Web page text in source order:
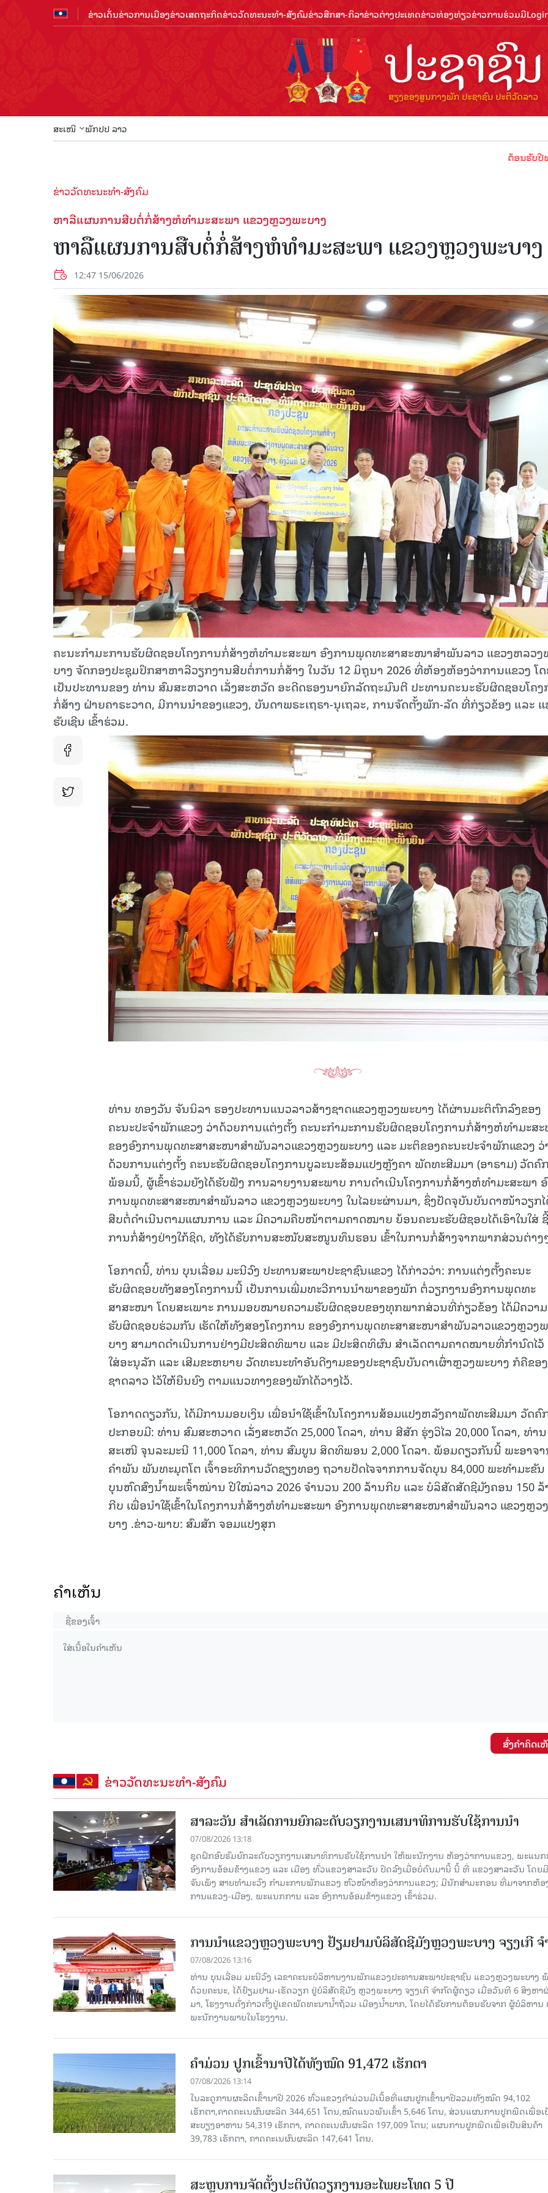
ຂ່າວເດັ່ນຂ່າວການເມືອງຂ່າວເສດຖະກິດຂ່າວວັດທະນະທຳ-ສັງຄົມຂ່າວສືກສາ-ກິລາຂ່າວຕ່າງປະເທດຂ່າວທ່ອງທ່ຽວຂ່າວການຮ່ວມມື
ສະເໜີ ພັກປປ ລາວ
ຕ້ອນຮັບປີທ່ອງທ່ຽວ
ຂ່າວວັດທະນະທຳ-ສັງຄົມ
ຫາລືແຜນການສືບຕໍ່ກໍ່ສ້າງຫໍທໍາມະສະພາ ແຂວງຫຼວງພະບາງ
ຫາລືແຜນການສືບຕໍ່ກໍ່ສ້າງຫໍທໍາມະສະພາ ແຂວງຫຼວງພະບາງ
12:47 15/06/2026
ຄະນະກຳມະການຮັບຜິດຊອບໂຄງການກໍ່ສ້າງຫໍທໍາມະສະພາ ອົງການພຸດທະສາສະໜາສໍາພັນລາວ ແຂວງຫລວງ
ບາງ ຈັດກອງປະຊຸມປຶກສາຫາລືວຽກງານສືບຕໍ່ການກໍ່ສ້າງ ໃນວັນ 12 ມິຖຸນາ 2026 ທີ່ຫ້ອງຫ້ອງວ່າການແຂວງ ໂ
ເປັນປະທານຂອງ ທ່ານ ສົມສະຫວາດ ເລັ່ງສະຫວັດ ອະດີດຮອງນາຍົກລັດຖະມົນຕີ ປະທານຄະນະຮັບຜິດຊອບໂຄງ
ກໍ່ສ້າງ ຝ່າຍຄາຣະວາດ, ມີການນຳຂອງແຂວງ, ບັນດາພຣະເຖຣາ-ນຸເຖລະ, ການຈັດຕັ້ງພັກ-ລັດ ທີ່ກ່ຽວຂ້ອງ ແລະ
ຮັບເຊີນ ເຂົ້າຮ່ວມ.
ທ່ານ ທອງວັນ ຈັນນິລາ ຮອງປະທານແນວລາວສ້າງຊາດແຂວງຫຼວງພະບາງ ໄດ້ຜ່ານມະຕິຕົກລົງຂອງ
ຄະນະປະຈໍາພັກແຂວງ ວ່າດ້ວຍການແຕ່ງຕັ້ງ ຄະນະກຳມະການຮັບຜິດຊອບໂຄງການກໍ່ສ້າງຫໍທໍາມະສະ
ຂອງອົງການພຸດທະສາສະໜາສໍາພັນລາວແຂວງຫຼວງພະບາງ ແລະ ມະຕິຂອງຄະນະປະຈໍາພັກແຂວງ ວ່
ດ້ວຍການແຕ່ງຕັ້ງ ຄະນະຮັບຜິດຊອບໂຄງການບູລະນະສ້ອມແປງຫຼັງຄາ ພັດທະສີມມາ (ອາຣາມ) ວັດຄົ
ພ້ອມນີ້, ຜູ້ເຂົ້າຮ່ວມຍັງໄດ້ຮັບຟັງ ການລາຍງານສະພາບ ການດຳເນີນໂຄງການກໍ່ສ້າງຫໍທໍາມະສະພາ
ການພຸດທະສາສະໜາສໍາພັນລາວ ແຂວງຫຼວງພະບາງ ໃນໄລຍະຜ່ານມາ, ຊຶ່ງປັດຈຸບັນບັນດາໜ້າວຽກ
ສືບຕໍ່ດຳເນີນຕາມແຜນການ ແລະ ມີຄວາມຄືບໜ້າຕາມຄາດໝາຍ ຍ້ອນຄະນະຮັບຜິຊອບໄດ້ເອົາໃນໃສ່
ການກໍ່ສ້າງຢ່າງໃກ້ຊິດ, ທັງໄດ້ຮັບການສະໜັບສະໜູນທຶນຮອນ ເຂົ້າໃນການກໍ່ສ້າງຈາກພາກສ່ວນຕ່າງ
ໂອກາດນີ້, ທ່ານ ບຸນເລື່ອມ ມະນີວົງ ປະທານສະພາປະຊາຊົນແຂວງ ໄດ້ກ່າວວ່າ: ການແຕ່ງຕັ້ງຄະນະ
ຮັບຜິດຊອບທັງສອງໂຄງການນີ້ ເປັນການເພີ່ມທະວີການນໍາພາຂອງພັກ ຕໍ່ວຽກງານອົງການພຸດທະ
ສາສະໜາ ໂດຍສະເພາະ ການມອບໝາຍຄວາມຮັບຜິດຊອບຂອງທຸກພາກສ່ວນທີ່ກ່ຽວຂ້ອງ ໄດ້ມີຄວາມ
ຮັບຜິດຊອບຮ່ວມກັນ ເຮັດໃຫ້ທັງສອງໂຄງການ ຂອງອົງການພຸດທະສາສະໜາສໍາພັນລາວແຂວງຫຼວງ
ບາງ ສາມາດດຳເນີນການຢ່າງມີປະສິດທິພາບ ແລະ ມີປະສິດທິຜົນ ສໍາເລັດຕາມຄາດໝາຍທີ່ກຳນົດໄວ້
ໃສ່ອະນຸລັກ ແລະ ເສີມຂະຫຍາຍ ວັດທະນະທໍາອັນດີງາມຂອງປະຊາຊົນບັນດາເຜົ່າຫຼວງພະບາງ ກໍຄືຂອງ
ຊາດລາວ ໄວ້ໃຫ້ຍືນຍົງ ຕາມແນວທາງຂອງພັກໄດ້ວາງໄວ້.
ໂອກາດດຽວກັນ, ໄດ້ມີການມອບເງິນ ເພື່ອນໍາໃຊ້ເຂົ້າໃນໂຄງການສ້ອມແປງຫລັງຄາພັດທະສີມມາ ວັດຄົ
ປະກອບມີ: ທ່ານ ສົມສະຫວາດ ເລັ່ງສະຫວັດ 25,000 ໂດລາ, ທ່ານ ສີສັກ ຮຸ່ງວິໄລ 20,000 ໂດລາ, ທ່ານ
ສະເໜີ ຈຸນລະມະນີ 11,000 ໂດລາ, ທ່ານ ສົມບູນ ສິດທິພອນ 2,000 ໂດລາ. ພ້ອມດຽວກັນນີ້ ພະອາຈ
ຄໍາພັນ ພັນທະມຸຕໂຕ ເຈົ້າອະທິການວັດຊຽງທອງ ຖວາຍປັດໄຈຈາກການຈັດບຸນ 84,000 ພະທໍາມະຂັນ
ບຸນຫົດສົງນ້ຳພະເຈົ້າໝ່ານ ປີໃໝ່ລາວ 2026 ຈຳນວນ 200 ລ້ານກີບ ແລະ ບໍລິສັດສັດຊີມັງຄອນ 150 ລ້
ກີບ ເພື່ອນໍາໃຊ້ເຂົ້າໃນໂຄງການກໍ່ສ້າງຫໍທໍາມະສະພາ ອົງການພຸດທະສາສະໜາສຳພັນລາວ ແຂວງຫຼວ
ບາງ .ຂ່າວ-ພາບ: ສົມສັກ ຈອມແປງສຸກ
ຄໍາເຫັນ
ສົ່ງຄໍາຄິດເ
ຂ່າວວັດທະນະທຳ-ສັງຄົມ
ສາລະວັນ ສໍາເລັດການຍົກລະດັບວຽກງານເສນາທິການຮັບໃຊ້ການນໍາ
07/08/2026 13:18
ຊຸດຝຶກອົບຮົມຍົກລະດັບວຽກງານເສນາທິການຮັບໃຊ້ການນໍາ ໃຫ້ພະນັກງານ ຫ້ອງວ່າການແຂວງ, ພະແນ
ອົງການອ້ອມຂ້າງແຂວງ ແລະ ເມືອງ ທົ່ວແຂວງສາລະວັນ ປິດລົງເມື່ອ​ບໍ່​ດົນ​ມາ​ນີ້ ນີ້ ທີ່ ແຂວງສາລະວັນ ໂດຍ​
ຈັນເພັງ ສາຍທຳມະວົງ ກຳມະການພັກແຂວງ ຫົວໜ້າຫ້ອງວ່າການແຂວງ; ມີນັກສຳມະກອນ ທີ່ມາຈາກຫ້ອ
ການແຂວງ-ເມືອງ, ພະແນກການ ແລະ ອົງການອ້ອມຂ້າງແຂວງ ເຂົ້າຮ່ວມ.
ການນຳແຂວງຫຼວງພະບາງ ຢ້ຽມ​ຢາມບໍ​ລິ​ສັດຊີມັງຫຼວງພະບາງ ຈຽງເກີ ຈໍ
07/08/2026 13:16
ທ່ານ ບຸນເລື່ອມ ມະນີວົງ ເລ​ຂາ​ຄະ​ນະ​ບໍ​ລິ​ຫານ​ງານ​ພັກແຂວງປະທານສະພາປະຊາຊົນ ແຂວງຫຼວງພະບາງ
ດ້ວຍຄະນະ, ໄດ້ຢ້ຽມຢາມ-ເຮັດວຽກ ຢູ່ບໍລິສັດຊີມັງ ຫຼວງພະບາງ ຈຽງເກີ ຈໍາກັດຜູ້ດຽວ ເມື່ອ​ວັນ​ທີ 6 ສິງ​ຫາ​
ມາ, ໂຮງ​ງານ​ດັ່ງ​ກ່າວຕັ້ງຢູ່ເຂດພັດທະນານ້ຳຖ້ວມ ເມືອງນໍ້າບາກ, ໂດຍໄດ້ຮັບການຕ້ອນຮັບຈາກ ຜູ້ບໍລິຫານ
ພະນັກງານພາຍໃນໂຮງງານ.
ຄໍາມ່ວນ ປູກເຂົ້ານາປີໄດ້ທັງໝົດ 91,472 ເຮັກຕາ
07/08/2026 13:14
ໃນລະດູການຜະລິດເຂົ້ານາປີ 2026 ທົ່ວແຂວງຄໍາມ່ວນມີເນື້ອທີ່ແຜນປູກເຂົ້ານາປີລວມທັງໝົດ 94,102
ເຮັກຕາ,ຄາດຄະເນຜົນຜະລິດ 344,651 ໂຕນ,ໝົດແນວພັນເຂົ້າ 5,646 ໂຕນ, ສ່ວນແຜນການປູກພືດເພື່ອເ
ສະບຽງອາຫານ 54,319 ເຮັກຕາ, ຄາດຄະເນຜົນຜະລິດ 197,009 ໂຕນ; ແຜນການປູກພືດເພື່ອເປັນສິນຄ້າ
39,783 ເຮັກຕາ, ຄາດຄະເນຜົນຜະລິດ 147,641 ໂຕນ.
ສະຫຼຸບການຈັດຕັ້ງປະຕິບັດວຽກງານອະໄພຍະໂທດ 5 ປີ
15.040(07-08-2026)